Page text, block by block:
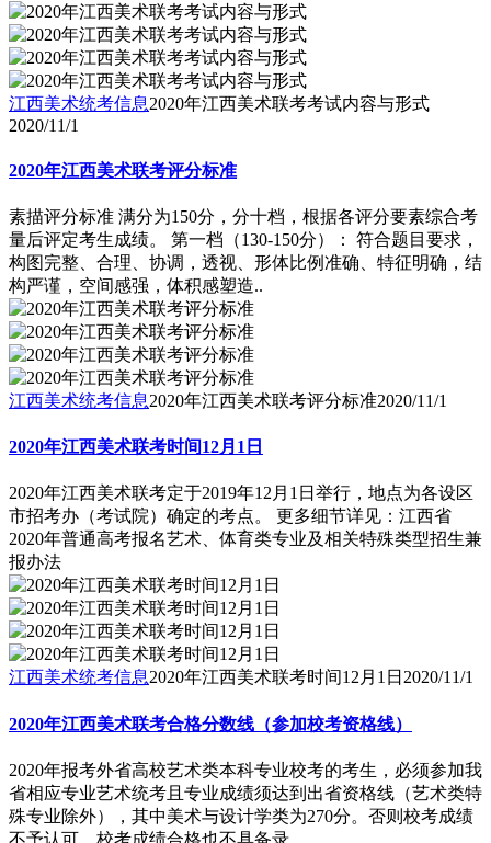
江西美术统考信息2020年江西美术联考考试内容与形式
2020/11/1
2020年江西美术联考评分标准
素描评分标准 满分为150分，分十档，根据各评分要素综合考
量后评定考生成绩。 第一档（130-150分）： 符合题目要求，
构图完整、合理、协调，透视、形体比例准确、特征明确，结
构严谨，空间感强，体积感塑造..
江西美术统考信息2020年江西美术联考评分标准2020/11/1
2020年江西美术联考时间12月1日
2020年江西美术联考定于2019年12月1日举行，地点为各设区
市招考办（考试院）确定的考点。 更多细节详见：江西省
2020年普通高考报名艺术、体育类专业及相关特殊类型招生兼
报办法
江西美术统考信息2020年江西美术联考时间12月1日 2020/11/1
2020年江西美术联考合格分数线（参加校考资格线）
2020年报考外省高校艺术类本科专业校考的考生，必须参加我
省相应专业艺术统考且专业成绩须达到出省资格线（艺术类特
殊专业除外），其中美术与设计学类为270分。否则校考成绩
不予认可，校考成绩合格也不具备录..